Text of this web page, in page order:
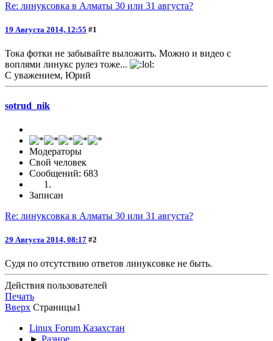
Re: линуксовка в Алматы 30 или 31 августа?
19 Августа 2014, 12:55 #1
Тока фотки не забывайте выложить. Можно и видео с
воплями линукс рулез тоже...
С уважением, Юрий
sotrud_nik
Модераторы
Свой человек
Сообщений: 683
Записан
Re: линуксовка в Алматы 30 или 31 августа?
29 Августа 2014, 08:17 #2
Судя по отсутствию ответов линуксовке не быть.
Действия пользователей
Печать
Вверх Страницы1
Linux Forum Казахстан